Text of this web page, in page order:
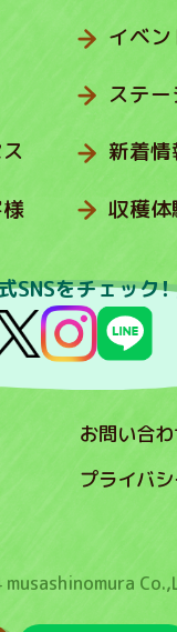
イベ
ステ
新着情
収穫体
SNSをチェック！
お問い合
プライバ